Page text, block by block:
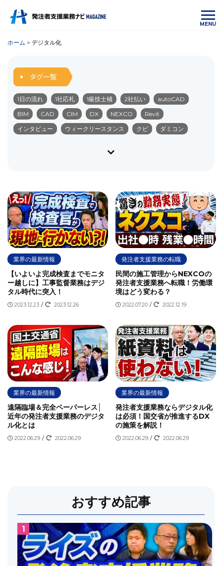
MENU
ホーム > デジタル化
1日の流れ 1社応札 1級技士補 2社払い
autoCAD
BIM
CAD CIM DX NEXCO
Revit
インタビュー
ウィークリースタンス クビ
ダミコン
公共工事
公共工事設計労務単価 公務員
勤務内容
勤務地
北海道の受注順位 北陸の受注順位
受注単価
同種業務
四国の受注順位 国土交通省
国道交通省
土木学会
土木工事電子書類スリム化ガイド
土木施工管理
土木施工管理技士
地方公社
天下り
実務経験
工事 工事書類のスリム化
工事監督
工事監督支援業務
建設コンサルタント
建設協会
建設弘済会
弘済会 技術審査業務 数量拾い
施工管理
東北の受注順位
業務委託 標準仕様書
機場管理業務
残業
民間 民間との違い 求人サイト
求人情報
沖縄の受注順位
河川 河川パトロール
河川巡視業務
河川法
河川許認可業務 法改正 特定専門工事
特殊法人
特記仕様書
用地補償の仕事内容 用地補償業務
発注者支援の仕事内容
発注者支援業
発注者支援業務
発注者支援業務あるある
発注者支援業務で働く注意点
発注者支援業務ナビ
発注者支援業務に向いている人
資料作成業務 資格
転職したい
転職時に気を付けること 近畿の受注順位
通勤
通勤エリア
通勤時間
道路
道路許認可審査・適正化指導業務
道路許認可業務
違法
遠隔臨場
鉄道運輸機構 関東の受注順位
類似業務
業界の最新情報
【いよいよ完成検査までモニタ
ー越しに】工事監督業務はデジ
タル時代に突入！
2023.12.23 / 2023.12.26
発注者支援業務の転職
民間の施工管理からNEXCOの
発注者支援業務へ転職！労働環
境はどう変わる？
2022.07.20 / 2022.12.19
業界の最新情報
遠隔臨場＆完全ペーパーレス│
近年の発注者支援業務のデジタ
ル化とは
2022.06.29 / 2022.06.29
業界の最新情報
発注者支援業務ならデジタル化
は必須！国交省が推進するDX
の施策を解説！
2022.06.29 / 2022.06.29
おすすめ記事